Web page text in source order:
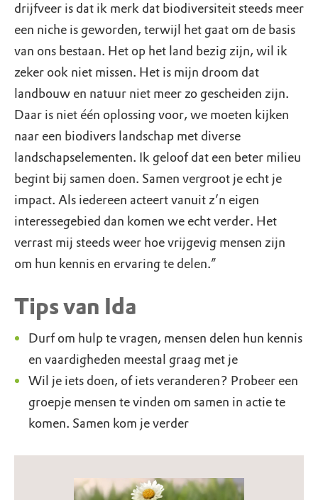
drijfveer is dat ik merk dat biodiversiteit steeds meer
een niche is geworden, terwijl het gaat om de basis
van ons bestaan. Het op het land bezig zijn, wil ik
zeker ook niet missen. Het is mijn droom dat
landbouw en natuur niet meer zo gescheiden zijn.
Daar is niet één oplossing voor, we moeten kijken
naar een biodivers landschap met diverse
landschapselementen. Ik geloof dat een beter milieu
begint bij samen doen. Samen vergroot je echt je
impact. Als iedereen acteert vanuit z’n eigen
interessegebied dan komen we echt verder. Het
verrast mij steeds weer hoe vrijgevig mensen zijn
om hun kennis en ervaring te delen.”
Tips van Ida
Durf om hulp te vragen, mensen delen hun kennis
en vaardigheden meestal graag met je
Wil je iets doen, of iets veranderen? Probeer een
groepje mensen te vinden om samen in actie te
komen. Samen kom je verder